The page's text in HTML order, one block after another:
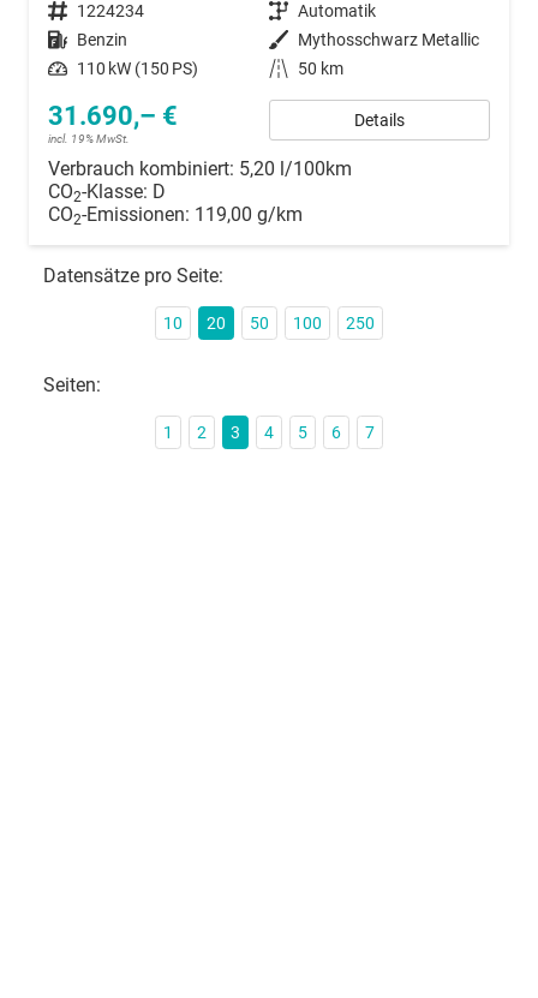
Fahrzeugnummer 1224234 Getriebe Automatik
Kraftstoff Benzin Außenfarbe Mythosschwarz Metallic
Leistung 110 kW (150 PS) Kilometerstand 50 km
31.690,– €
incl. 19% MwSt.
Details
Verbrauch kombiniert: 5,20 l/100km
CO2-Klasse: D
CO2-Emissionen: 119,00 g/km
Datensätze pro Seite:
10 20 50 100 250
Seiten:
1 2 3 4 5 6 7